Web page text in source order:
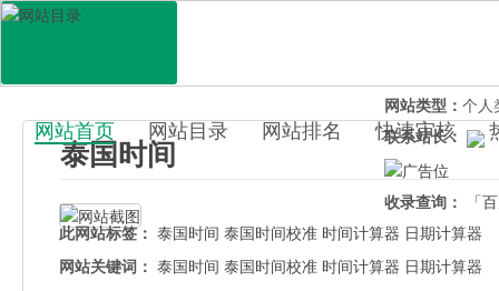
百科目录
网站首页 网站目录 网站排名 快速审核
泰国时间
网站类型： 个人
联系站长：
收录查询：
「
此网站标签： 泰国时间 泰国时间校准 时间计算器 日期计算器
网站关键词： 泰国时间 泰国时间校准 时间计算器 日期计算器